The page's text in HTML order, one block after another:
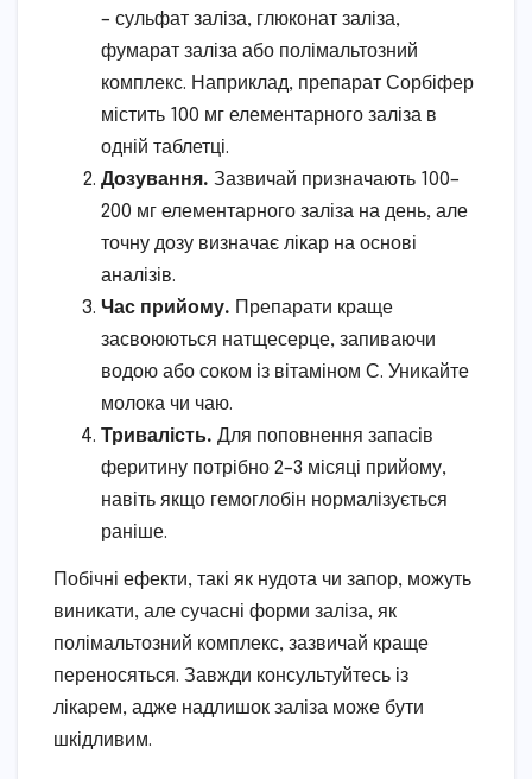
– сульфат заліза, глюконат заліза,
фумарат заліза або полімальтозний
комплекс. Наприклад, препарат Сорбіфер
містить 100 мг елементарного заліза в
одній таблетці.
Дозування. Зазвичай призначають 100–
200 мг елементарного заліза на день, але
точну дозу визначає лікар на основі
аналізів.
Час прийому. Препарати краще
засвоюються натщесерце, запиваючи
водою або соком із вітаміном С. Уникайте
молока чи чаю.
Тривалість. Для поповнення запасів
феритину потрібно 2–3 місяці прийому,
навіть якщо гемоглобін нормалізується
раніше.
Побічні ефекти, такі як нудота чи запор, можуть
виникати, але сучасні форми заліза, як
полімальтозний комплекс, зазвичай краще
переносяться. Завжди консультуйтесь із
лікарем, адже надлишок заліза може бути
шкідливим.